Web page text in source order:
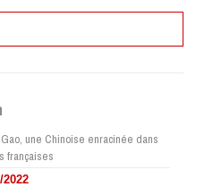
une Chinoise enracinée dans
françaises
2022